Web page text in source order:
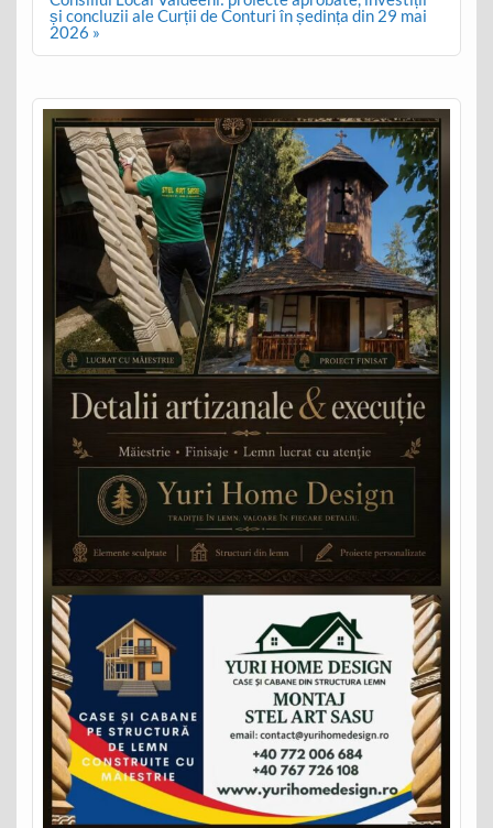
și concluzii ale Curții de Conturi în ședința din 29 mai
2026 »